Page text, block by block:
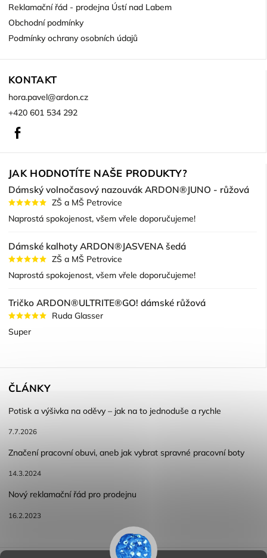
Reklamační řád - prodejna Ústí nad Labem
Obchodní podmínky
Podmínky ochrany osobních údajů
KONTAKT
hora.pavel@ardon.cz
+420 601 534 292
JAK HODNOTÍTE NAŠE PRODUKTY?
Dámský volnočasový nazouvák ARDON®JUNO - růžová
ZŠ a MŠ Petrovice
Naprostá spokojenost, všem vřele doporučujeme!
Dámské kalhoty ARDON®JASVENA šedá
ZŠ a MŠ Petrovice
Naprostá spokojenost, všem vřele doporučujeme!
Tričko ARDON®ULTRITE®GO! dámské růžová
Ruda Glasser
Super
ČLÁNKY
Potisk a výšivka na oděvy – jak na to jednoduše a rychle
7.7.2026
Značení pracovní obuvi, aneb jak vybrat spravné pracovní boty
14.3.2024
Nový reklamační řád pro prodejnu
16.2.2023